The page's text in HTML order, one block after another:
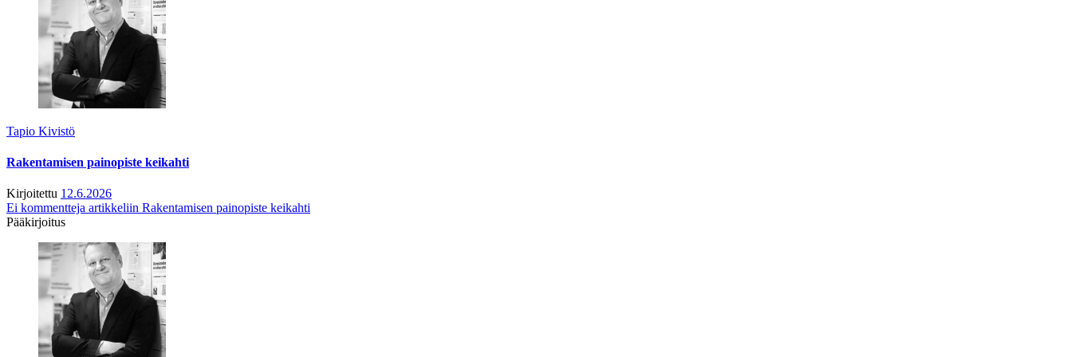
Tapio Kivistö
Rakentamisen painopiste keikahti
Kirjoitettu 12.6.2026
Ei kommentteja artikkeliin Rakentamisen painopiste keikahti
Pääkirjoitus